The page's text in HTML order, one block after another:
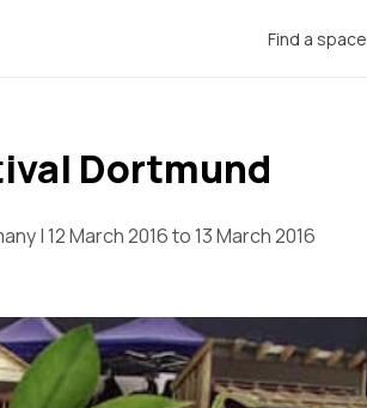
Find a space
Dortmund
| 12 March 2016 to 13 March 2016